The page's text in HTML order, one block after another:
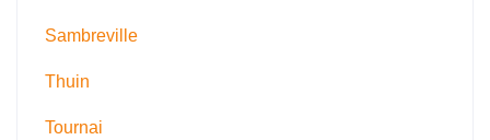
Sambreville
Thuin
Tournai